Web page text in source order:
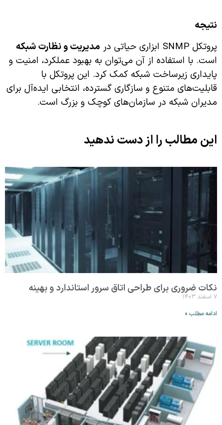
نتیجه‌
پروتکل SNMP ابزاری حیاتی در
مدیریت و نظارت شبکه
است. با استفاده از آن می‌توان به بهبود عملکرد، امنیت و
پایداری زیرساخت شبکه کمک کرد. این پروتکل با
قابلیت‌های متنوع و سازگاری گسترده، انتخابی ایده‌آل برای
مدیران شبکه در سازمان‌های کوچک و بزرگ است.
این مطالب را از دست ندهید
نکات ضروری برای طراحی اتاق سرور استاندارد و بهینه
۷ اسفند ۱۴۰۳
ادامه مطلب »